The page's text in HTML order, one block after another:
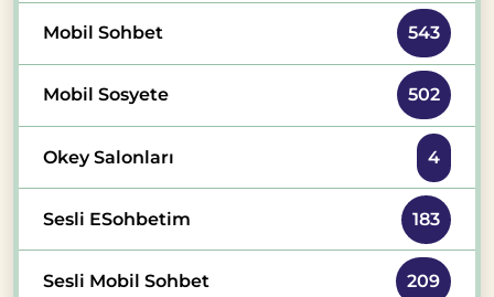
Mobil Sohbet 543
Mobil Sosyete 502
Okey Salonları 4
Sesli ESohbetim 183
Sesli Mobil Sohbet 209